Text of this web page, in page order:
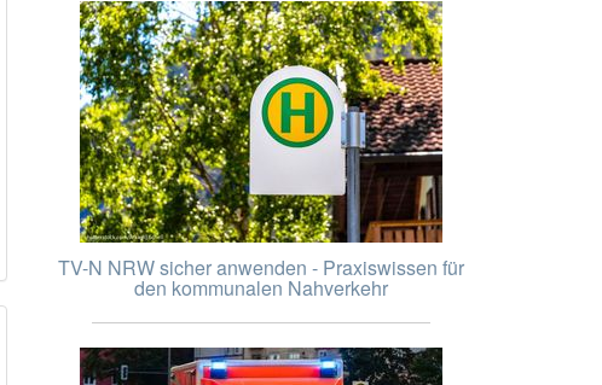
TV-N NRW sicher anwenden - Praxiswissen für
den kommunalen Nahverkehr